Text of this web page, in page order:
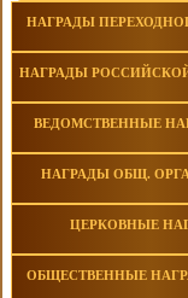
НАГРАДЫ
НАГРАДЫ
ВЕДОМСТВЕННЫЕ
НАГРАДЫ ОБЩ.
ЦЕРКОВНЫЕ
ОБЩЕСТВЕННЫЕ